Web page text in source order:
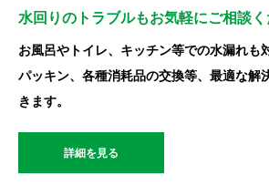
水回りのトラブルもお気軽にご相談く
お風呂やトイレ、キッチン等での水漏れも
パッキン、各種消耗品の交換等、最適な解
きます。
詳細を見る